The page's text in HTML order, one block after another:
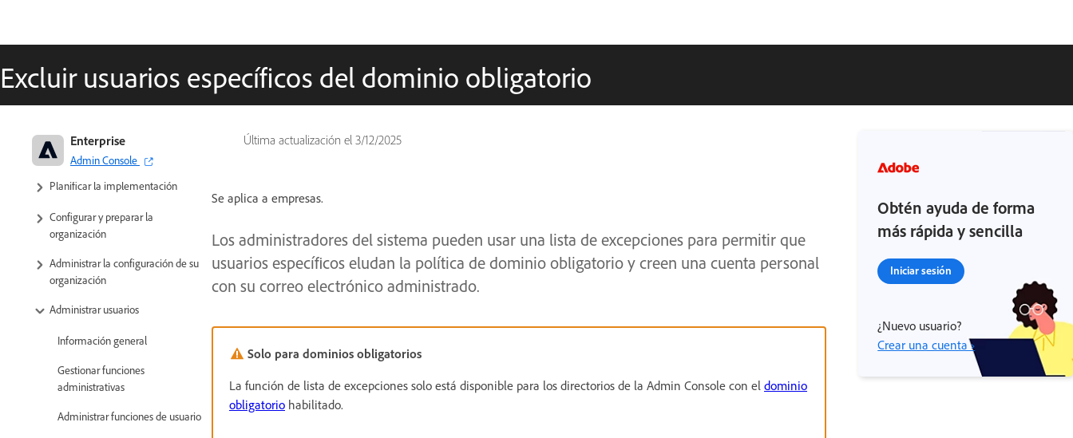
Excluir usuarios específicos del dominio obligatorio
Última actualización el 3/12/2025
Enterprise
Admin Console
Adobe para empresas y equipos:
Guía de administración
Planificar la implementación
Configurar y preparar la
organización
Administrar la configuración de su
organización
Administrar usuarios
Información general
Gestionar funciones
administrativas
Administrar funciones de usuario
Se aplica a empresas.
Los administradores del sistema pueden usar una lista de excepciones para permitir que
usuarios específicos eludan la política de dominio obligatorio y creen una cuenta personal
con su correo electrónico administrado.
Solo para dominios obligatorios
La función de lista de excepciones solo está disponible para los directorios de la Admin Console con el dominio
obligatorio habilitado.
Obtén ayuda de forma
más rápida y sencilla
Iniciar sesión
¿Nuevo usuario?
Crear una cuenta ›